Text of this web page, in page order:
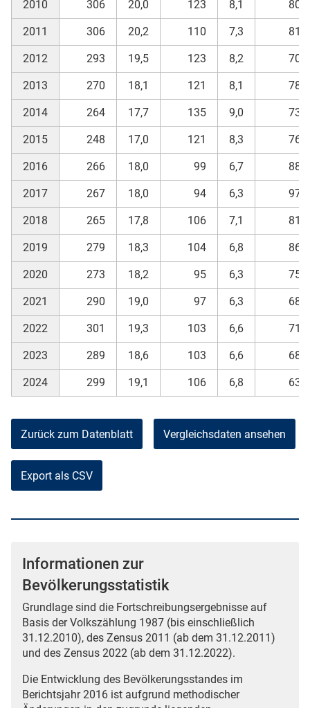
2010 306 20,0 123 8,1 80
2011 306 20,2 110 7,3 81
2012 293 19,5 123 8,2 70
2013 270 18,1 121 8,1 78
2014 264 17,7 135 9,0 73
2015 248 17,0 121 8,3 76
2016 266 18,0 99 6,7 88
2017 267 18,0 94 6,3 97
2018 265 17,8 106 7,1 81
2019 279 18,3 104 6,8 86
2020 273 18,2 95 6,3 75
2021 290 19,0 97 6,3 68
2022 301 19,3 103 6,6 71
2023 289 18,6 103 6,6 68
2024 299 19,1 106 6,8 63
Zurück zum Datenblatt Vergleichsdaten ansehen
Export als CSV
Informationen zur
Bevölkerungsstatistik
Grundlage sind die Fortschreibungsergebnisse auf
Basis der Volkszählung 1987 (bis einschließlich
31.12.2010), des Zensus 2011 (ab dem 31.12.2011)
und des Zensus 2022 (ab dem 31.12.2022).
Die Entwicklung des Bevölkerungsstandes im
Berichtsjahr 2016 ist aufgrund methodischer